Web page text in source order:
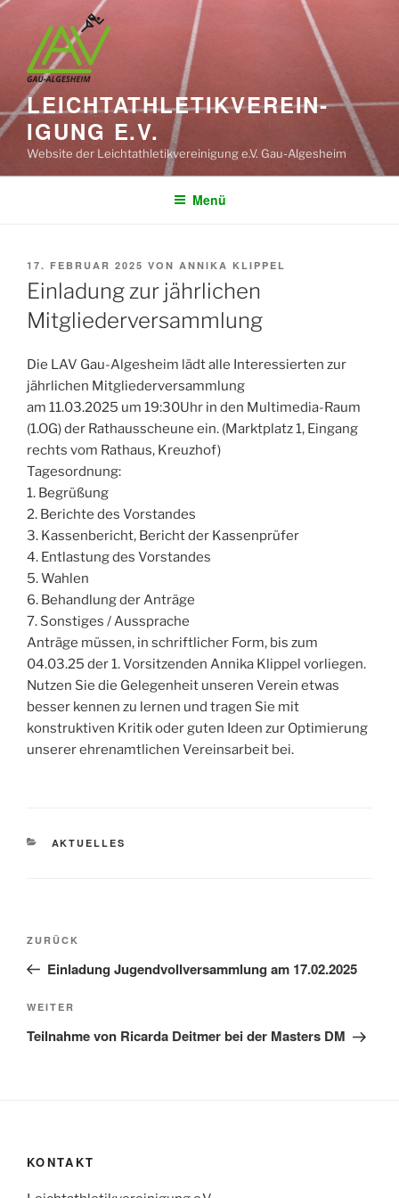
Zum
springen
LEICHT­ATHLETIK­VEREIN­
IGUNG E.V.
Website der Leichtathletikvereinigung e.V. Gau-Algesheim
Menü
VERÖFFENTLICHT
AM
17. FEBRUAR 2025 VON ANNIKA KLIPPEL
Einladung zur jährlichen
Mitgliederversammlung
Die LAV Gau-Algesheim lädt alle Interessierten zur
jährlichen Mitgliederversammlung
am 11.03.2025 um 19:30Uhr in den Multimedia-Raum
(1.OG) der Rathausscheune ein. (Marktplatz 1, Eingang
rechts vom Rathaus, Kreuzhof)
Tagesordnung:
1. Begrüßung
2. Berichte des Vorstandes
3. Kassenbericht, Bericht der Kassenprüfer
4. Entlastung des Vorstandes
5. Wahlen
6. Behandlung der Anträge
7. Sonstiges / Aussprache
Anträge müssen, in schriftlicher Form, bis zum
04.03.25 der 1. Vorsitzenden Annika Klippel vorliegen.
Nutzen Sie die Gelegenheit unseren Verein etwas
besser kennen zu lernen und tragen Sie mit
konstruktiven Kritik oder guten Ideen zur Optimierung
unserer ehrenamtlichen Vereinsarbeit bei.
KATEGORIEN
AKTUELLES
Beitragsnavigation
Vorheriger
Beitrag
ZURÜCK
Einladung Jugendvollversammlung am 17.02.2025
Nächster
Beitrag
WEITER
Teilnahme von Ricarda Deitmer bei der Masters DM
KONTAKT